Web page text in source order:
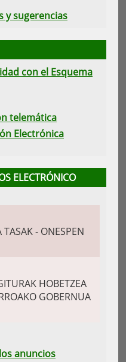
y sugerencias
con el Esquema
telemática
Electrónica
ELECTRÓNICO
- ONESPEN
HOBETZEA
GOBERNUA
anuncios